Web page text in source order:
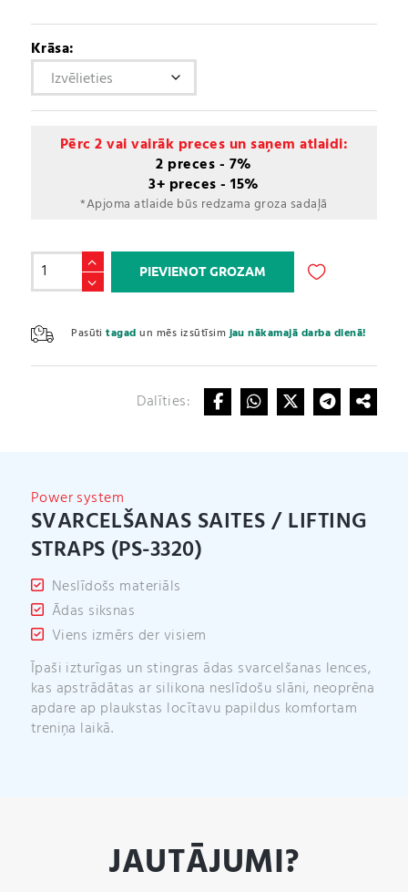
Krāsa:
Pērc 2 vai vairāk preces un saņem atlaidi:
2 preces - 7%
3+ preces - 15%
*Apjoma atlaide būs redzama groza sadaļā
Svarcelšanas
Saites
Lifting
Straps
(PS-
PIEVIENOT GROZAM
Pasūtitagad un mēs izsūtīsimjau nākamajā darba dienā!
e
r
n
:
Dalīties:
Power system
SVARCELŠANAS SAITES / LIFTING
STRAPS (PS-3320)
Neslīdošs materiāls
Ādas siksnas
Viens izmērs der visiem
Īpaši izturīgas un stingras ādas svarcelšanas lences,
kas apstrādātas ar silikona neslīdošu slāni, neoprēna
apdare ap plaukstas locītavu papildus komfortam
treniņa laikā.
JAUTĀJUMI?